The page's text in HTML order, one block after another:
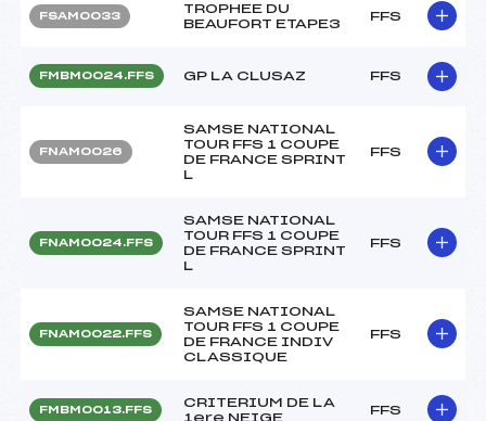
FSAM0033
TROPHEE DU
BEAUFORT ETAPE3
FFS
FMBM0024.FFS GP LA CLUSAZ FFS
FNAM0026
SAMSE NATIONAL
TOUR FFS 1 COUPE
DE FRANCE SPRINT
L
FFS
FNAM0024.FFS
SAMSE NATIONAL
TOUR FFS 1 COUPE
DE FRANCE SPRINT
L
FFS
FNAM0022.FFS
SAMSE NATIONAL
TOUR FFS 1 COUPE
DE FRANCE INDIV
CLASSIQUE
FFS
FMBM0013.FFS
CRITERIUM DE LA
1ere NEIGE
FFS